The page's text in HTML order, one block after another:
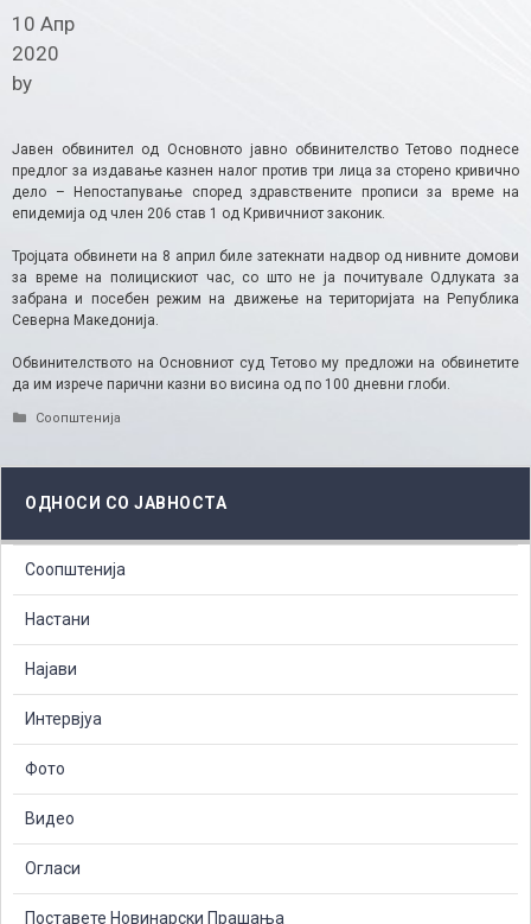
10 Апр
2020
by
Јавен обвинител од Основното јавно обвинителство Тетово поднесе
предлог за издавање казнен налог против три лица за сторено кривично
дело – Непостапување според здравствените прописи за време на
епидемија од член 206 став 1 од Кривичниот законик.
Тројцата обвинети на 8 април биле затекнати надвор од нивните домови
за време на полицискиот час, со што не ја почитувале Одлуката за
забрана и посебен режим на движење на територијата на Република
Северна Македонија.
Обвинителството на Основниот суд Тетово му предложи на обвинетите
да им изрече парични казни во висина од по 100 дневни глоби.
Categories
Соопштенија
ОДНОСИ СО ЈАВНОСТА
Соопштенија
Настани
Најави
Интервјуа
Фото
Видео
Огласи
Поставете Новинарски Прашања